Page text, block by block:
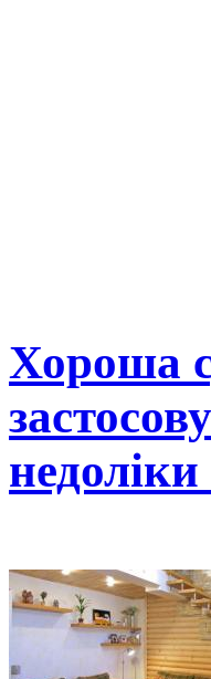
Хороша